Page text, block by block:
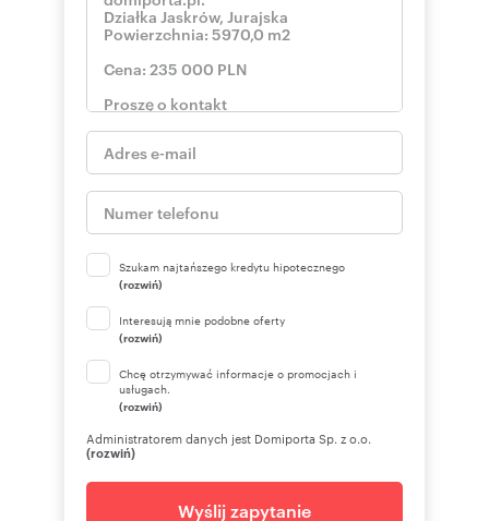
Szukam najtańszego kredytu hipotecznego
(rozwiń)
Interesują mnie podobne oferty
(rozwiń)
Chcę otrzymywać informacje o promocjach i
usługach.
(rozwiń)
Administratorem danych jest Domiporta Sp. z o.o.
(rozwiń)
Wyślij zapytanie